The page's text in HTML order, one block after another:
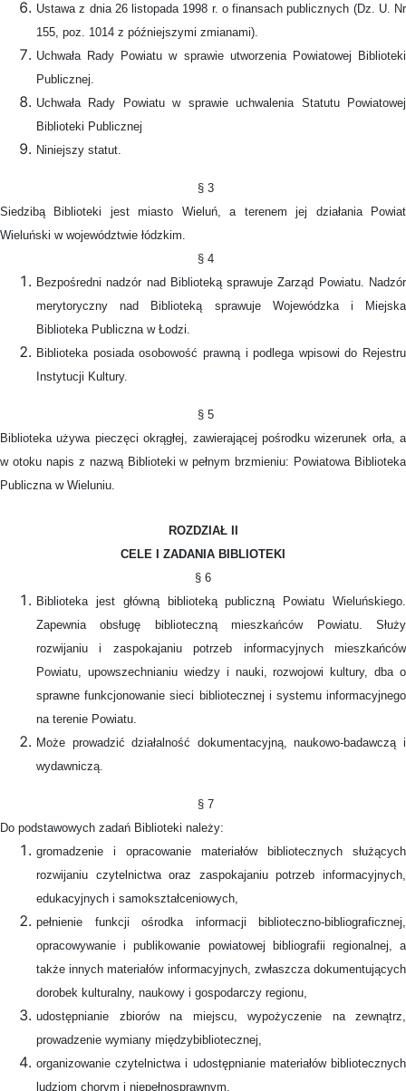
Ustawa z dnia 26 listopada 1998 r. o finansach publicznych (Dz. U. Nr
155, poz. 1014 z późniejszymi zmianami).
Uchwała Rady Powiatu w sprawie utworzenia Powiatowej Biblioteki
Publicznej.
Uchwała Rady Powiatu w sprawie uchwalenia Statutu Powiatowej
Biblioteki Publicznej
Niniejszy statut.
§ 3
Siedzibą Biblioteki jest miasto Wieluń, a terenem jej działania Powiat
Wieluński w województwie łódzkim.
§ 4
Bezpośredni nadzór nad Biblioteką sprawuje Zarząd Powiatu. Nadzór
merytoryczny nad Biblioteką sprawuje Wojewódzka i Miejska
Biblioteka Publiczna w Łodzi.
Biblioteka posiada osobowość prawną i podlega wpisowi do Rejestru
Instytucji Kultury.
§ 5
Biblioteka używa pieczęci okrągłej, zawierającej pośrodku wizerunek orła, a
w otoku napis z nazwą Biblioteki w pełnym brzmieniu: Powiatowa Biblioteka
Publiczna w Wieluniu.
ROZDZIAŁ II
CELE I ZADANIA BIBLIOTEKI
§ 6
Biblioteka jest główną biblioteką publiczną Powiatu Wieluńskiego.
Zapewnia obsługę biblioteczną mieszkańców Powiatu. Służy
rozwijaniu i zaspokajaniu potrzeb informacyjnych mieszkańców
Powiatu, upowszechnianiu wiedzy i nauki, rozwojowi kultury, dba o
sprawne funkcjonowanie sieci bibliotecznej i systemu informacyjnego
na terenie Powiatu.
Może prowadzić działalność dokumentacyjną, naukowo-badawczą i
wydawniczą.
§ 7
Do podstawowych zadań Biblioteki należy:
gromadzenie i opracowanie materiałów bibliotecznych służących
rozwijaniu czytelnictwa oraz zaspokajaniu potrzeb informacyjnych,
edukacyjnych i samokształceniowych,
pełnienie funkcji ośrodka informacji biblioteczno-bibliograficznej,
opracowywanie i publikowanie powiatowej bibliografii regionalnej, a
także innych materiałów informacyjnych, zwłaszcza dokumentujących
dorobek kulturalny, naukowy i gospodarczy regionu,
udostępnianie zbiorów na miejscu, wypożyczenie na zewnątrz,
prowadzenie wymiany międzybibliotecznej,
organizowanie czytelnictwa i udostępnianie materiałów bibliotecznych
ludziom chorym i niepełnosprawnym,